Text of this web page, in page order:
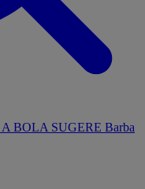
A BOLA SUGERE Barba